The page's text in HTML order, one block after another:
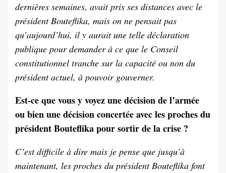
dernières semaines, avait pris ses distances avec le
président Bouteflika, mais on ne pensait pas
qu’aujourd’hui, il y aurait une telle déclaration
publique pour demander à ce que le Conseil
constitutionnel tranche sur la capacité ou non du
président actuel, à pouvoir gouverner.
Est-ce que vous y voyez une décision de l’armée
ou bien une décision concertée avec les proches du
président Bouteflika pour sortir de la crise ?
C’est difficile à dire mais je pense que jusqu’à
maintenant, les proches du président Bouteflika font